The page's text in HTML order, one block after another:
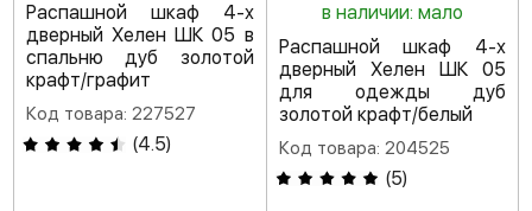
Распашной шкаф 4-х
дверный Хелен ШК 05 в
спальню дуб золотой
крафт/графит
Код товара: 227527
(4.5)
в наличии: мало
Распашной шкаф 4-х
дверный Хелен ШК 05
для одежды дуб
золотой крафт/белый
Код товара: 204525
(5)